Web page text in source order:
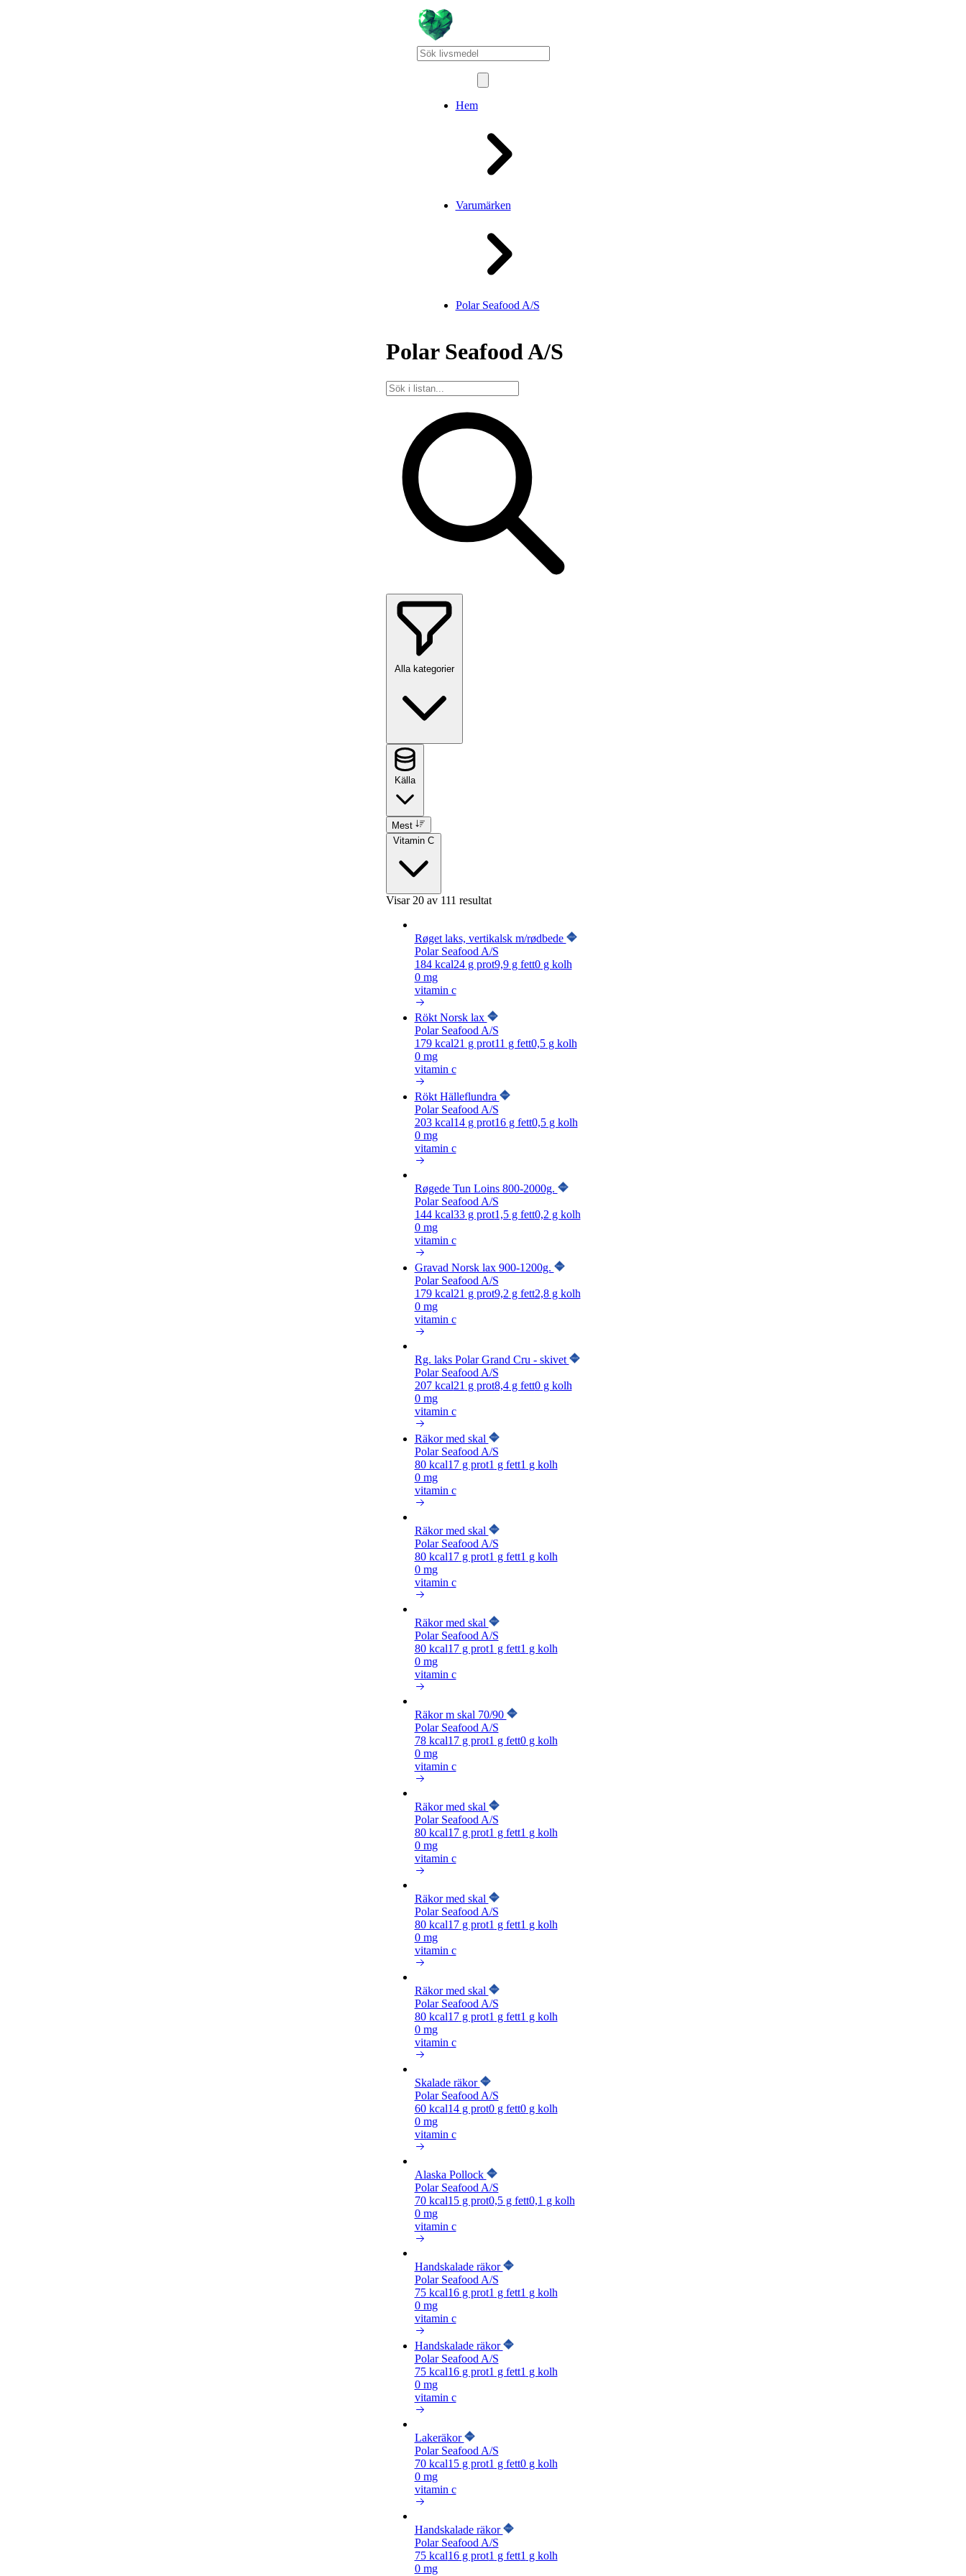
Hem
Varumärken
Polar Seafood A/S
Polar Seafood A/S
Alla kategorier
Källa
Mest
Vitamin C
Visar 20av 111 resultat
Røget laks, vertikalsk m/rødbede
Polar Seafood A/S
184kcal24g prot9,9g fett0g kolh
0 mg
vitamin c
Rökt Norsk lax
Polar Seafood A/S
179kcal21 g prot11 g fett0,5g kolh
0 mg
vitamin c
Rökt Hälleflundra
Polar Seafood A/S
203kcal14g prot16g fett0,5g kolh
0 mg
vitamin c
Røgede Tun Loins 800-2000g.
Polar Seafood A/S
144kcal33g prot1,5g fett0,2 g kolh
0 mg
vitamin c
Gravad Norsk lax 900-1200g.
Polar Seafood A/S
179kcal21 g prot9,2 g fett2,8g kolh
0 mg
vitamin c
Rg. laks Polar Grand Cru - skivet
Polar Seafood A/S
207kcal21 g prot8,4g fett0g kolh
0 mg
vitamin c
Räkor med skal
Polar Seafood A/S
80kcal17g prot1 g fett1 g kolh
0 mg
vitamin c
Räkor med skal
Polar Seafood A/S
80kcal17g prot1 g fett1 g kolh
0 mg
vitamin c
Räkor med skal
Polar Seafood A/S
80kcal17g prot1 g fett1 g kolh
0 mg
vitamin c
Räkor m skal 70/90
Polar Seafood A/S
78kcal17g prot1 g fett0g kolh
0 mg
vitamin c
Räkor med skal
Polar Seafood A/S
80kcal17g prot1 g fett1 g kolh
0 mg
vitamin c
Räkor med skal
Polar Seafood A/S
80kcal17g prot1 g fett1 g kolh
0 mg
vitamin c
Räkor med skal
Polar Seafood A/S
80kcal17g prot1 g fett1 g kolh
0 mg
vitamin c
Skalade räkor
Polar Seafood A/S
60kcal14g prot0g fett0g kolh
0 mg
vitamin c
Alaska Pollock
Polar Seafood A/S
70kcal15g prot0,5g fett0,1 g kolh
0 mg
vitamin c
Handskalade räkor
Polar Seafood A/S
75kcal16g prot1 g fett1 g kolh
0 mg
vitamin c
Handskalade räkor
Polar Seafood A/S
75kcal16g prot1 g fett1 g kolh
0 mg
vitamin c
Lakeräkor
Polar Seafood A/S
70kcal15g prot1 g fett0g kolh
0 mg
vitamin c
Handskalade räkor
Polar Seafood A/S
75kcal16g prot1 g fett1 g kolh
0 mg